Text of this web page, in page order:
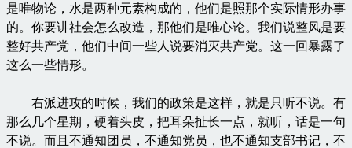
是唯物论，水是两种元素构成的，他们是照那个实际情形办事
的。你要讲社会怎么改造，那他们是唯心论。我们说整风是要
整好共产党，他们中间一些人说要消灭共产党。这一回暴露了
这么一些情形。
右派进攻的时候，我们的政策是这样，就是只听不说。有
那么几个星期，硬着头皮，把耳朵扯长一点，就听，话是一句
不说。而且不通知团员，不通知党员，也不通知支部书记，不